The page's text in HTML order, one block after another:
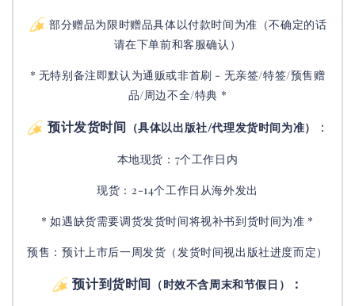
部分赠品为限时赠品具体以付款时间为准（不确定的话
请在下单前和客服确认）
* 无特别备注即默认为通贩或非首刷 - 无亲签/特签/预售赠
品/周边不全/特典 *
预计发货时间 （具体以出版社/代理发货时间为准） ：
本地现货：7个工作日内
现货：2-14个工作日从海外发出
* 如遇缺货需要调货发货时间将视补书到货时间为准 *
预售：预计上市后一周发货（发货时间视出版社进度而定）
预计到货时间 （时效不含周末和节假日） ：